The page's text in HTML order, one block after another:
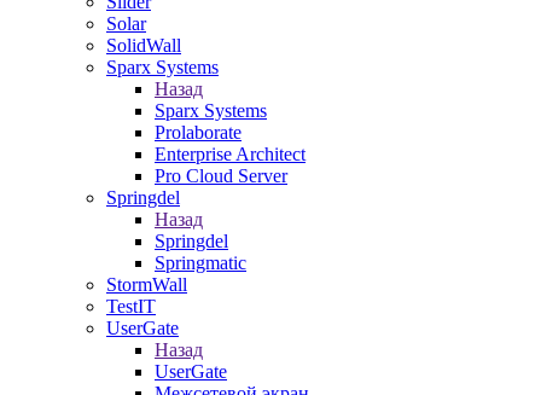
Solar
SolidWall
Sparx Systems
Назад
Sparx Systems
Prolaborate
Enterprise Architect
Pro Cloud Server
Springdel
Назад
Springdel
Springmatic
StormWall
TestIT
UserGate
Назад
UserGate